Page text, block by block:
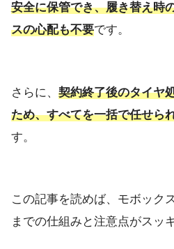
安全に保管でき、履き替え時
スの心配も不要です。
さらに、 契約終了後のタイヤ
ため、すべてを一括で任せら
す。
この記事を読めば、モボック
までの仕組みと注意点がスッ